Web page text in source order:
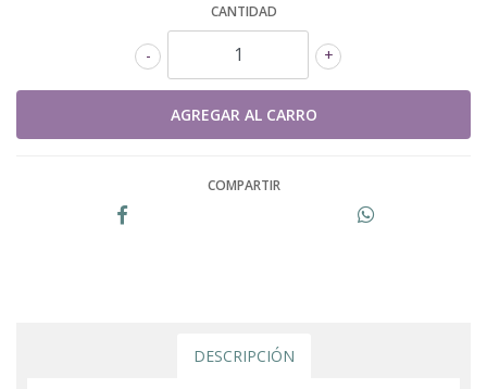
CANTIDAD
+
-
COMPARTIR
DESCRIPCIÓN